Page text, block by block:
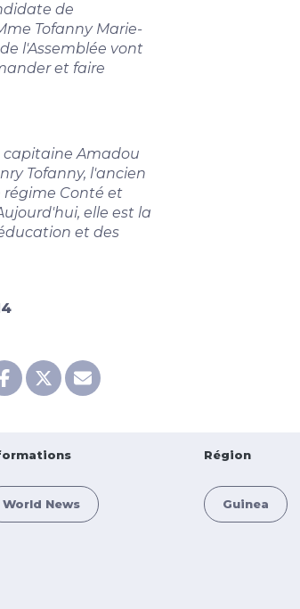
de
Tofanny Marie-
l'Assemblée vont
et faire
capitaine Amadou
Tofanny, l'ancien
régime Conté et
elle est la
et des
World News
Région
Guinea